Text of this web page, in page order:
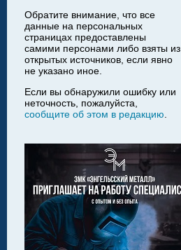
Обратите внимание, что все
данные на персональных
страницах предоставлены
самими персонами либо взяты из
открытых источников, если явно
не указано иное.
Если вы обнаружили ошибку или
неточность, пожалуйста,
сообщите об этом в редакцию